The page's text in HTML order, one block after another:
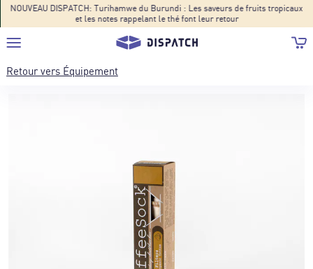
NOUVEAU DISPATCH: Turihamwe du Burundi : Les saveurs de fruits tropicaux
et les notes rappelant le thé font leur retour
Retour vers Équipement